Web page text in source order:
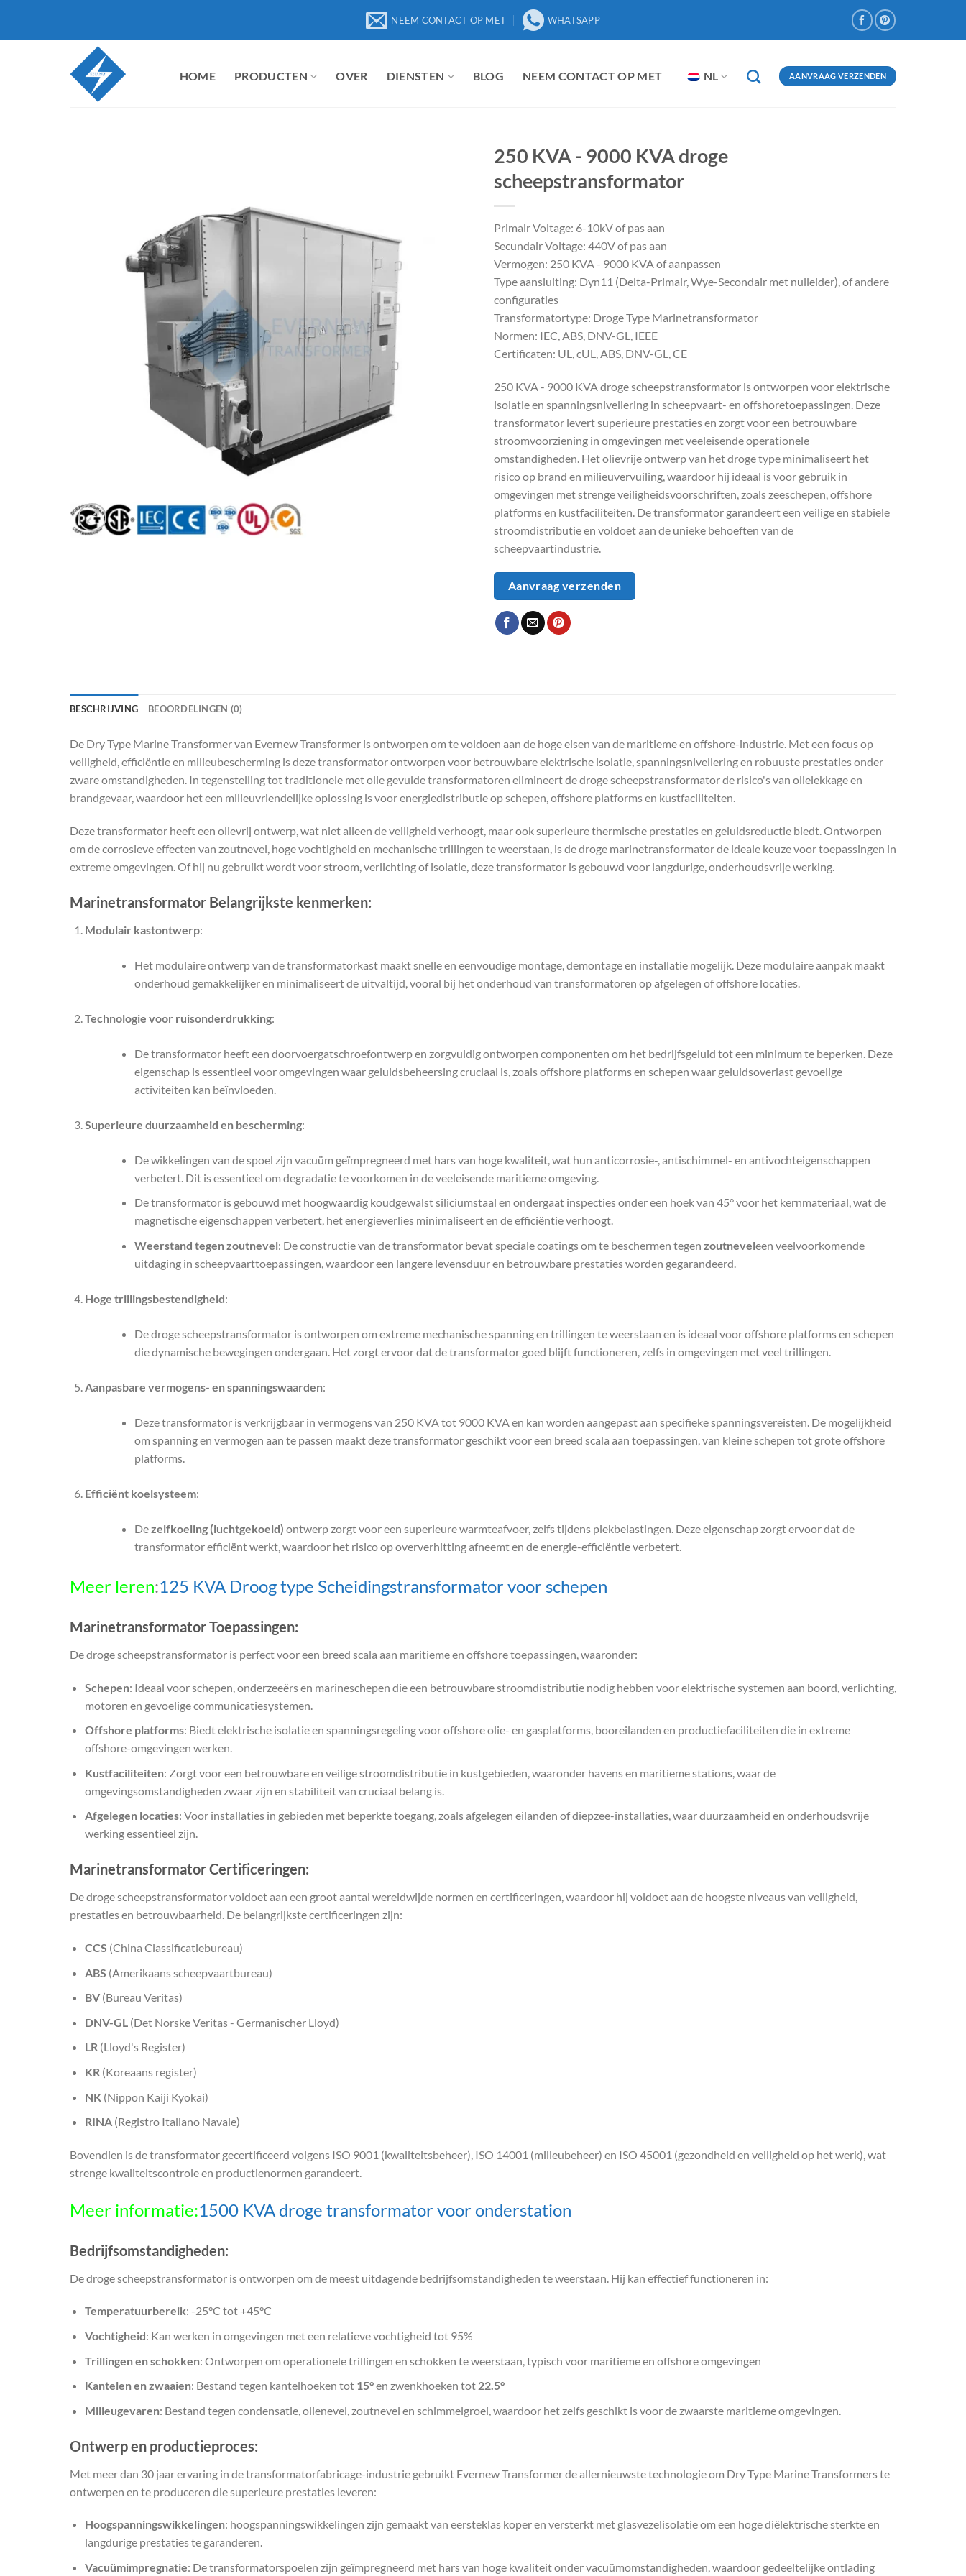
inhoud
NEEM CONTACT OP MET WHATSAPP
HOME PRODUCTEN OVER DIENSTEN BLOG NEEM CONTACT OP MET NL AANVRAAG VERZENDEN
250 KVA - 9000 KVA droge
scheepstransformator
Primair Voltage: 6-10kV of pas aan
Secundair Voltage: 440V of pas aan
Vermogen: 250 KVA - 9000 KVA of aanpassen
Type aansluiting: Dyn11 (Delta-Primair, Wye-Secondair met nulleider), of andere
configuraties
Transformatortype: Droge Type Marinetransformator
Normen: IEC, ABS, DNV-GL, IEEE
Certificaten: UL, cUL, ABS, DNV-GL, CE
250 KVA - 9000 KVA droge scheepstransformator is ontworpen voor elektrische
isolatie en spanningsnivellering in scheepvaart- en offshoretoepassingen. Deze
transformator levert superieure prestaties en zorgt voor een betrouwbare
stroomvoorziening in omgevingen met veeleisende operationele
omstandigheden. Het olievrije ontwerp van het droge type minimaliseert het
risico op brand en milieuvervuiling, waardoor hij ideaal is voor gebruik in
omgevingen met strenge veiligheidsvoorschriften, zoals zeeschepen, offshore
platforms en kustfaciliteiten. De transformator garandeert een veilige en stabiele
stroomdistributie en voldoet aan de unieke behoeften van de
scheepvaartindustrie.
Aanvraag verzenden
BESCHRIJVING BEOORDELINGEN (0)
De Dry Type Marine Transformer van Evernew Transformer is ontworpen om te voldoen aan de hoge eisen van de maritieme en offshore-industrie. Met een focus op
veiligheid, efficiëntie en milieubescherming is deze transformator ontworpen voor betrouwbare elektrische isolatie, spanningsnivellering en robuuste prestaties onder
zware omstandigheden. In tegenstelling tot traditionele met olie gevulde transformatoren elimineert de droge scheepstransformator de risico's van olielekkage en
brandgevaar, waardoor het een milieuvriendelijke oplossing is voor energiedistributie op schepen, offshore platforms en kustfaciliteiten.
Deze transformator heeft een olievrij ontwerp, wat niet alleen de veiligheid verhoogt, maar ook superieure thermische prestaties en geluidsreductie biedt. Ontworpen
om de corrosieve effecten van zoutnevel, hoge vochtigheid en mechanische trillingen te weerstaan, is de droge marinetransformator de ideale keuze voor toepassingen in
extreme omgevingen. Of hij nu gebruikt wordt voor stroom, verlichting of isolatie, deze transformator is gebouwd voor langdurige, onderhoudsvrije werking.
Marinetransformator Belangrijkste kenmerken:
Modulair kastontwerp:
Het modulaire ontwerp van de transformatorkast maakt snelle en eenvoudige montage, demontage en installatie mogelijk. Deze modulaire aanpak maakt
onderhoud gemakkelijker en minimaliseert de uitvaltijd, vooral bij het onderhoud van transformatoren op afgelegen of offshore locaties.
Technologie voor ruisonderdrukking:
De transformator heeft een doorvoergatschroefontwerp en zorgvuldig ontworpen componenten om het bedrijfsgeluid tot een minimum te beperken. Deze
eigenschap is essentieel voor omgevingen waar geluidsbeheersing cruciaal is, zoals offshore platforms en schepen waar geluidsoverlast gevoelige
activiteiten kan beïnvloeden.
Superieure duurzaamheid en bescherming:
De wikkelingen van de spoel zijn vacuüm geïmpregneerd met hars van hoge kwaliteit, wat hun anticorrosie-, antischimmel- en antivochteigenschappen
verbetert. Dit is essentieel om degradatie te voorkomen in de veeleisende maritieme omgeving.
De transformator is gebouwd met hoogwaardig koudgewalst siliciumstaal en ondergaat inspecties onder een hoek van 45° voor het kernmateriaal, wat de
magnetische eigenschappen verbetert, het energieverlies minimaliseert en de efficiëntie verhoogt.
Weerstand tegen zoutnevel: De constructie van de transformator bevat speciale coatings om te beschermen tegen zoutneveleen veelvoorkomende
uitdaging in scheepvaarttoepassingen, waardoor een langere levensduur en betrouwbare prestaties worden gegarandeerd.
Hoge trillingsbestendigheid:
De droge scheepstransformator is ontworpen om extreme mechanische spanning en trillingen te weerstaan en is ideaal voor offshore platforms en schepen
die dynamische bewegingen ondergaan. Het zorgt ervoor dat de transformator goed blijft functioneren, zelfs in omgevingen met veel trillingen.
Aanpasbare vermogens- en spanningswaarden:
Deze transformator is verkrijgbaar in vermogens van 250 KVA tot 9000 KVA en kan worden aangepast aan specifieke spanningsvereisten. De mogelijkheid
om spanning en vermogen aan te passen maakt deze transformator geschikt voor een breed scala aan toepassingen, van kleine schepen tot grote offshore
platforms.
Efficiënt koelsysteem:
Dezelfkoeling (luchtgekoeld) ontwerp zorgt voor een superieure warmteafvoer, zelfs tijdens piekbelastingen. Deze eigenschap zorgt ervoor dat de
transformator efficiënt werkt, waardoor het risico op oververhitting afneemt en de energie-efficiëntie verbetert.
Meer leren:125 KVA Droog type Scheidingstransformator voor schepen
MarinetransformatorToepassingen:
De droge scheepstransformator is perfect voor een breed scala aan maritieme en offshore toepassingen, waaronder:
Schepen: Ideaal voor schepen, onderzeeërs en marineschepen die een betrouwbare stroomdistributie nodig hebben voor elektrische systemen aan boord, verlichting,
motoren en gevoelige communicatiesystemen.
Offshore platforms: Biedt elektrische isolatie en spanningsregeling voor offshore olie- en gasplatforms, booreilanden en productiefaciliteiten die in extreme
offshore-omgevingen werken.
Kustfaciliteiten: Zorgt voor een betrouwbare en veilige stroomdistributie in kustgebieden, waaronder havens en maritieme stations, waar de
omgevingsomstandigheden zwaar zijn en stabiliteit van cruciaal belang is.
Afgelegen locaties: Voor installaties in gebieden met beperkte toegang, zoals afgelegen eilanden of diepzee-installaties, waar duurzaamheid en onderhoudsvrije
werking essentieel zijn.
MarinetransformatorCertificeringen:
De droge scheepstransformator voldoet aan een groot aantal wereldwijde normen en certificeringen, waardoor hij voldoet aan de hoogste niveaus van veiligheid,
prestaties en betrouwbaarheid. De belangrijkste certificeringen zijn:
CCS (China Classificatiebureau)
ABS (Amerikaans scheepvaartbureau)
BV(Bureau Veritas)
DNV-GL(Det Norske Veritas - Germanischer Lloyd)
LR(Lloyd's Register)
KR(Koreaans register)
NK(Nippon Kaiji Kyokai)
RINA(Registro Italiano Navale)
Bovendien is de transformator gecertificeerd volgens ISO 9001 (kwaliteitsbeheer), ISO 14001 (milieubeheer) en ISO 45001 (gezondheid en veiligheid op het werk), wat
strenge kwaliteitscontrole en productienormen garandeert.
Meer informatie:1500 KVA droge transformator voor onderstation
Bedrijfsomstandigheden:
De droge scheepstransformator is ontworpen om de meest uitdagende bedrijfsomstandigheden te weerstaan. Hij kan effectief functioneren in:
Temperatuurbereik: -25°C tot +45°C
Vochtigheid: Kan werken in omgevingen met een relatieve vochtigheid tot 95%
Trillingen en schokken: Ontworpen om operationele trillingen en schokken te weerstaan, typisch voor maritieme en offshore omgevingen
Kantelen en zwaaien: Bestand tegen kantelhoeken tot 15°en zwenkhoeken tot 22.5°
Milieugevaren: Bestand tegen condensatie, olienevel, zoutnevel en schimmelgroei, waardoor het zelfs geschikt is voor de zwaarste maritieme omgevingen.
Ontwerp en productieproces:
Met meer dan 30 jaar ervaring in de transformatorfabricage-industrie gebruikt Evernew Transformer de allernieuwste technologie om Dry Type Marine Transformers te
ontwerpen en te produceren die superieure prestaties leveren:
Hoogspanningswikkelingen: hoogspanningswikkelingen zijn gemaakt van eersteklas koper en versterkt met glasvezelisolatie om een hoge diëlektrische sterkte en
langdurige prestaties te garanderen.
Vacuümimpregnatie: De transformatorspoelen zijn geïmpregneerd met hars van hoge kwaliteit onder vacuümomstandigheden, waardoor gedeeltelijke ontlading